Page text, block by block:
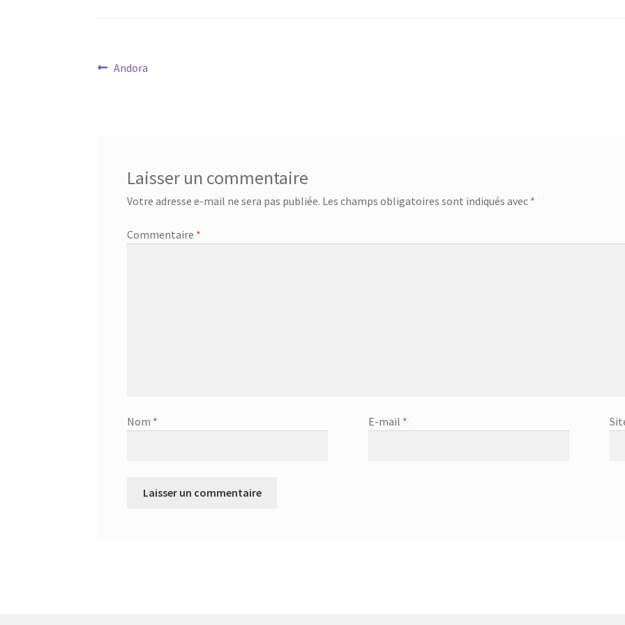
Navigation
Article
Andora
Laisser un commentaire
Votre adresse e-mail ne sera pas publiée. Les champs obligatoires sont indiqués avec *
Commentaire *
Nom * E-mail *